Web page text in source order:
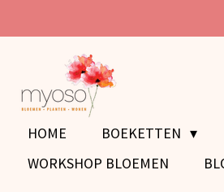
direct
hoofdinhoud
HOME BOEKETTEN
WORKSHOP BLOEMEN